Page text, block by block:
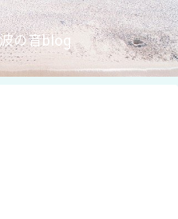
の音blog